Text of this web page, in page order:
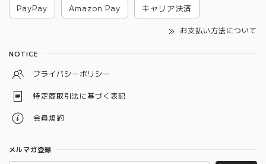
PayPay Amazon Pay キャリア決済
お支払い方法について
NOTICE
プライバシーポリシー
特定商取引法に基づく表記
会員規約
メルマガ登録